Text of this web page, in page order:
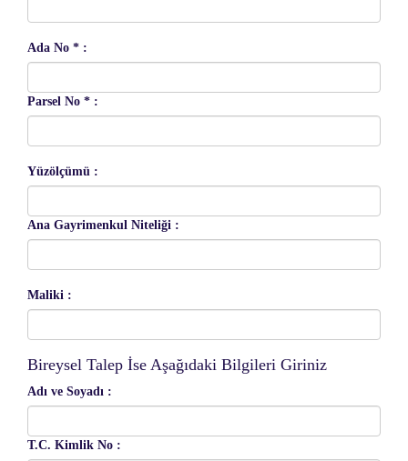
Ada No * :
Parsel No * :
Yüzölçümü :
Ana Gayrimenkul Niteliği :
Maliki :
Bireysel Talep İse Aşağıdaki Bilgileri Giriniz
Adı ve Soyadı :
T.C. Kimlik No :